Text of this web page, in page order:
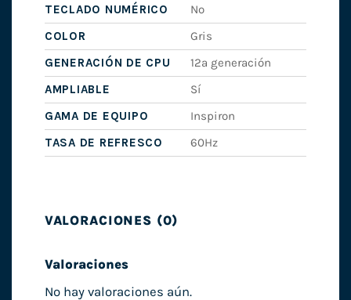
TECLADO NUMÉRICO
No
COLOR
Gris
GENERACIÓN DE CPU
12ª generación
AMPLIABLE
Sí
GAMA DE EQUIPO
Inspiron
TASA DE REFRESCO
60Hz
VALORACIONES (0)
Valoraciones
No hay valoraciones aún.